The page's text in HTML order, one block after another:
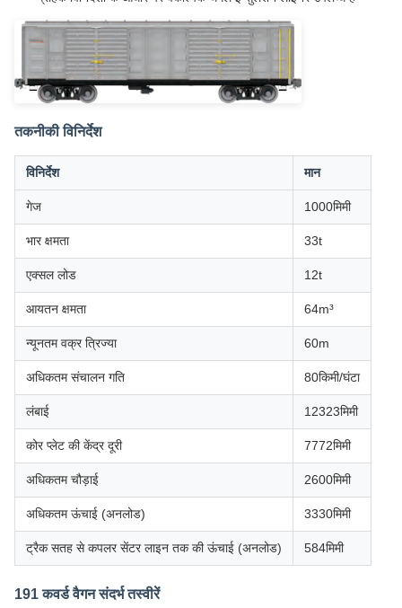
तकनीकी विनिर्देश
विनिर्देश मान
गेज 1000मिमी
भार क्षमता 33t
एक्सल लोड 12t
आयतन क्षमता 64m³
न्यूनतम वक्र त्रिज्या 60m
अधिकतम संचालन गति 80किमी/घंटा
लंबाई 12323मिमी
कोर प्लेट की केंद्र दूरी 7772मिमी
अधिकतम चौड़ाई 2600मिमी
अधिकतम ऊंचाई (अनलोड) 3330मिमी
ट्रैक सतह से कपलर सेंटर लाइन तक की ऊंचाई (अनलोड) 584मिमी
191 कवर्ड वैगन संदर्भ तस्वीरें